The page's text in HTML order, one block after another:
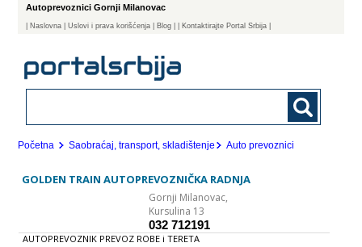
Autoprevoznici Gornji Milanovac
Naslovna | Uslovi i prava korišćenja Blog | Kontaktirajte Portal Srbija |
Početna Saobraćaj, transport, skladištenje Auto prevoznici
GOLDEN TRAIN AUTOPREVOZNIČKA RADNJA
Gornji Milanovac,
Kursulina 13
032 712191
AUTOPREVOZNIK PREVOZ ROBE i TERETA